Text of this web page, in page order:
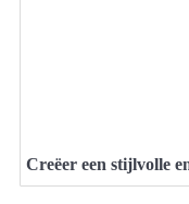
Creëer een stijlvolle